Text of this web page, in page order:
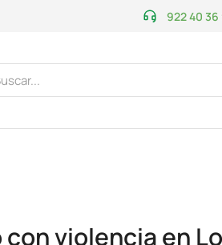
922 40 36
violencia en